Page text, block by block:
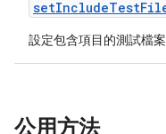
setIncludeTest
設定包含項目的測試檔案
公用方法